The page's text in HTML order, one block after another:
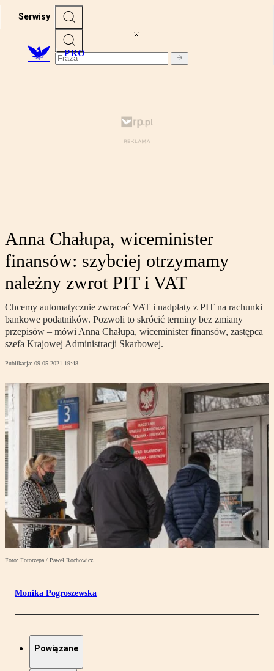
Serwisy
PRO
Anna Chałupa, wiceminister
finansów: szybciej otrzymamy
należny zwrot PIT i VAT
Chcemy automatycznie zwracać VAT i nadpłaty z PIT na rachunki
bankowe podatników. Pozwoli to skrócić terminy bez zmiany
przepisów – mówi Anna Chałupa, wiceminister finansów, zastępca
szefa Krajowej Administracji Skarbowej.
Publikacja: 09.05.2021 19:48
Foto: Fotorzepa / Paweł Rochowicz
Monika Pogroszewska
Powiązane